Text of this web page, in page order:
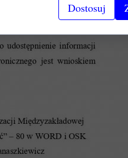
Dostosuj